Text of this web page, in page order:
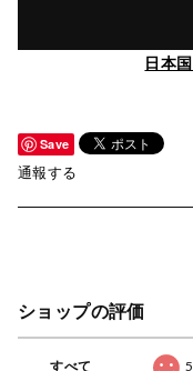
日本
Save
通報する
ショップの評価
すべて